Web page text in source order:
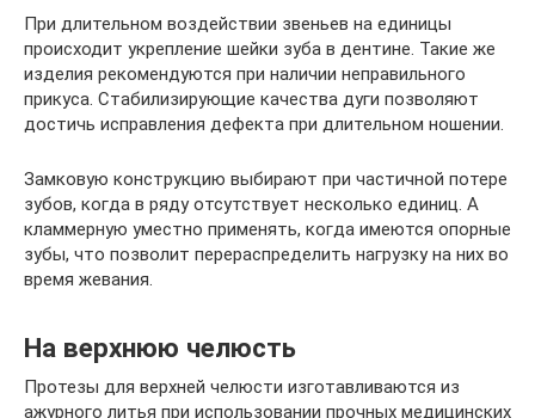
При длительном воздействии звеньев на единицы
происходит укрепление шейки зуба в дентине. Такие же
изделия рекомендуются при наличии неправильного
прикуса. Стабилизирующие качества дуги позволяют
достичь исправления дефекта при длительном ношении.
Замковую конструкцию выбирают при частичной потере
зубов, когда в ряду отсутствует несколько единиц. А
кламмерную уместно применять, когда имеются опорные
зубы, что позволит перераспределить нагрузку на них во
время жевания.
На верхнюю челюсть
Протезы для верхней челюсти изготавливаются из
ажурного литья при использовании прочных медицинских